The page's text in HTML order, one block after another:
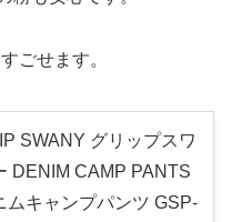
ごせます。
SWANY グリップスワ
DENIM CAMP PANTS
ムキャンプパンツ GSP-